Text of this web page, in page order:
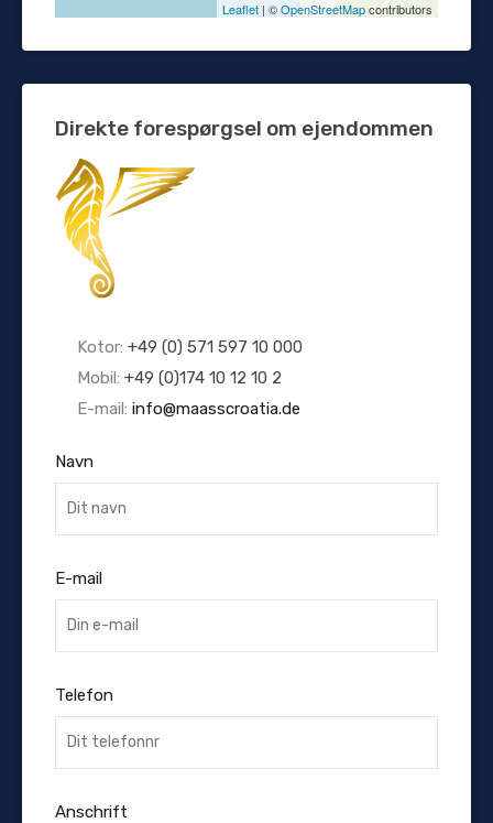
Leaflet | ©OpenStreetMapcontributors
Direkte forespørgsel om ejendommen
Kotor: +49 (0) 571 597 10 000
Mobil: +49 (0)174 10 12 10 2
E-mail: info@maasscroatia.de
Navn
E-mail
Telefon
Anschrift